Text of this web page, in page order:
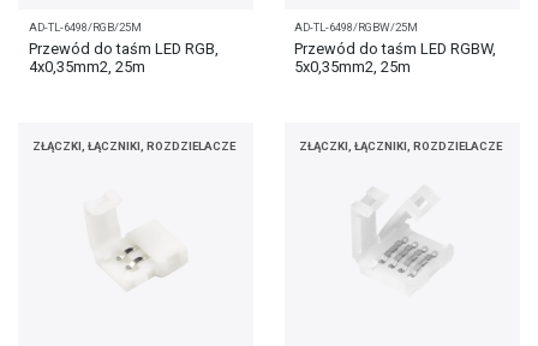
AD-TL-6498/RGB/25M
Przewód do taśm LED RGB,
4x0,35mm2, 25m
AD-TL-6498/RGBW/25M
Przewód do taśm LED RGBW,
5x0,35mm2, 25m
ZŁĄCZKI, ŁĄCZNIKI, ROZDZIELACZE ZŁĄCZKI, ŁĄCZNIKI, ROZDZIELACZE